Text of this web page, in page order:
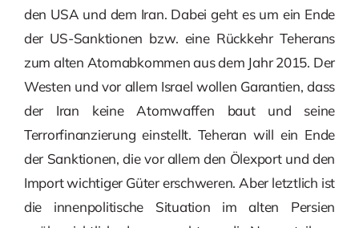
den USA und dem Iran. Dabei geht es um ein Ende
der US-Sanktionen bzw. eine Rückkehr Teherans
zum alten Atomabkommen aus dem Jahr 2015. Der
Westen und vor allem Israel wollen Garantien, dass
der Iran keine Atomwaffen baut und seine
Terrorfinanzierung einstellt. Teheran will ein Ende
der Sanktionen, die vor allem den Ölexport und den
Import wichtiger Güter erschweren. Aber letztlich ist
die innenpolitische Situation im alten Persien